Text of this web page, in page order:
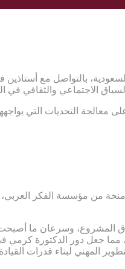
بالتواصل مع أستاذين
الاجتماعي والثقافي في
معالجة التحديات التي
منحة من مؤسسة الفكر
وسرعان ما أصبحت
مما جعل دور الدكتورة
المهني لبناء قدرات